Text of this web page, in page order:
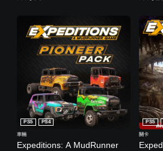
Expeditions: A MudRunner
PS5 PS4
車輛
PS5
關卡